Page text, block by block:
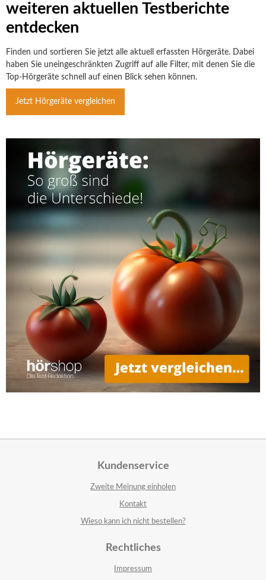
weiteren aktuellen Testberichte
entdecken
Finden und sortieren Sie jetzt alle aktuell erfassten Hörgeräte. Dabei
haben Sie uneingeschränkten Zugriff auf alle Filter, mit denen Sie die
Top-Hörgeräte schnell auf einen Blick sehen können.
Jetzt Hörgeräte vergleichen
Kundenservice
Zweite Meinung einholen
Kontakt
Wieso kann ich nicht bestellen?
Rechtliches
Impressum